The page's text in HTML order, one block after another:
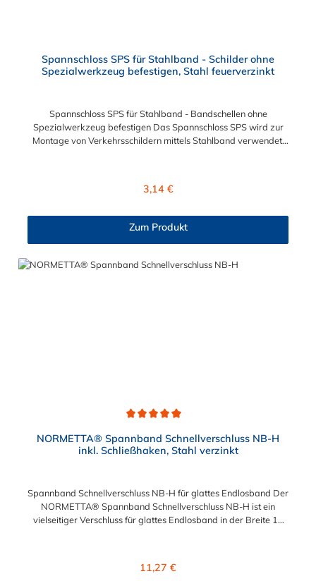
Spannschloss SPS für Stahlband - Schilder ohne
Spezialwerkzeug befestigen, Stahl feuerverzinkt
Spannschloss SPS für Stahlband - Bandschellen ohne
Spezialwerkzeug befestigen Das Spannschloss SPS wird zur
Montage von Verkehrsschildern mittels Stahlband verwendet.
Zubehör. Es benötigt lediglich besagtes Stahlband und die
Spann- und Abschneidegerät zu verwenden.
Regulärer Preis:
3,14 €
Zum Produkt
NORMETTA® Spannband Schnellverschluss NB-H
inkl. Schließhaken, Stahl verzinkt
Spannband Schnellverschluss NB-H für glattes Endlosband Der
NORMETTA® Spannband Schnellverschluss NB-H ist ein
vielseitiger Verschluss für glattes Endlosband in der Breite 16
Flexibilität und Vielseitigkeit: Der Schnellverschluss ermöglicht
Regulärer Preis:
11,27 €